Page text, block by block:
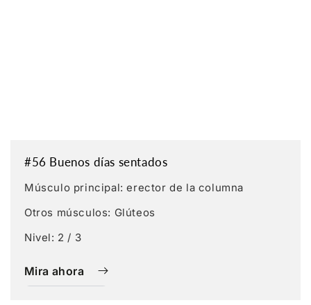
#56 Buenos días sentados
Músculo principal: erector de la columna
Otros músculos: Glúteos
Nivel: 2 / 3
Mira ahora